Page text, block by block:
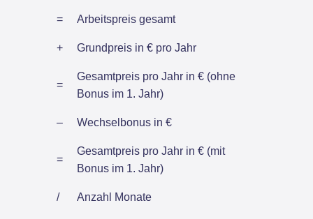
= Arbeitspreis gesamt
+ Grundpreis in € pro Jahr
=
Gesamtpreis pro Jahr in € (ohne
Bonus im 1. Jahr)
– Wechselbonus in €
=
Gesamtpreis pro Jahr in € (mit
Bonus im 1. Jahr)
/ Anzahl Monate